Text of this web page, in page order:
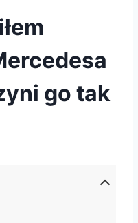
go tak